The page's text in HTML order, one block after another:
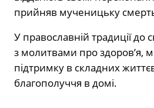
прийняв мученицьку
У православній традиції до
з молитвами про здоров’я,
підтримку в складних
благополуччя в домі.